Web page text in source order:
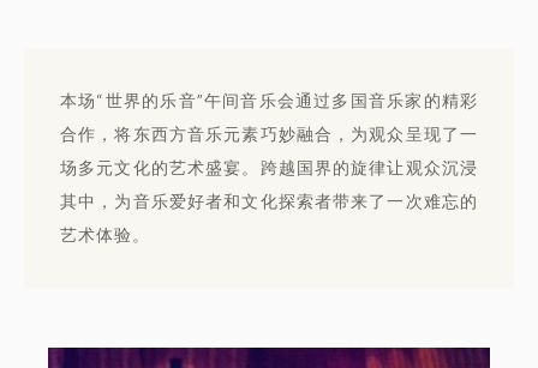
本场“世界的乐音”午间音乐会通过多国音乐家的精彩
合作，将东西方音乐元素巧妙融合，为观众呈现了一
场多元文化的艺术盛宴。跨越国界的旋律让观众沉浸
其中，为音乐爱好者和文化探索者带来了一次难忘的
艺术体验。